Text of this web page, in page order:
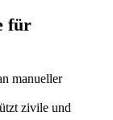
für
manueller
zivile und